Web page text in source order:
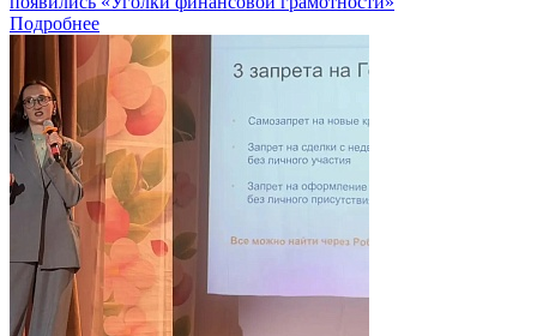
Подробнее